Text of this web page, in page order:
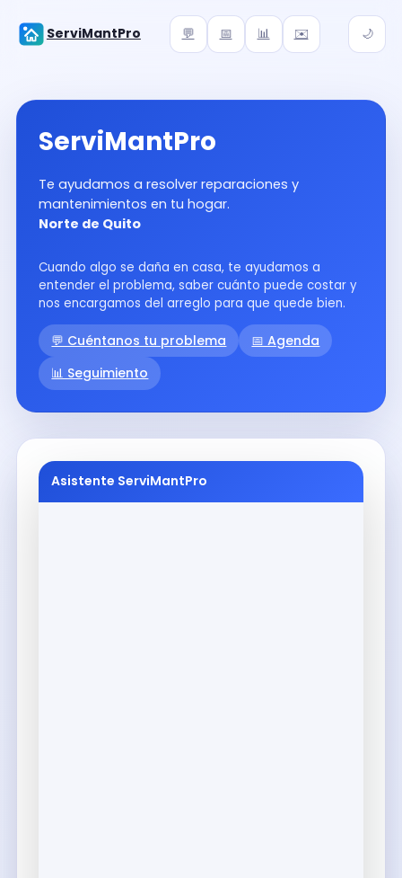
ServiMantPro 💬 📅 📊 ✉️ 🌙
ServiMantPro
Te ayudamos a resolver reparaciones y
mantenimientos en tu hogar.
Norte de Quito
Cuando algo se daña en casa, te ayudamos a
entender el problema, saber cuánto puede costar y
nos encargamos del arreglo para que quede bien.
💬 Cuéntanos tu problema
📅 Agenda
📊 Seguimiento
Asistente ServiMantPro